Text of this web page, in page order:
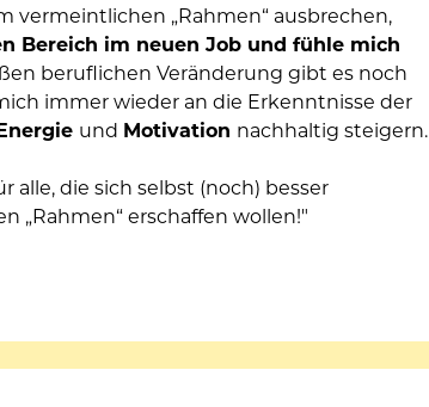
vermeintlichen „Rahmen“ ausbrechen,
Bereich im neuen Job und fühle mich
beruflichen Veränderung gibt es noch
immer wieder an die Erkenntnisse der
und Motivation nachhaltig steigern.
alle, die sich selbst (noch) besser
„Rahmen“ erschaffen wollen!"